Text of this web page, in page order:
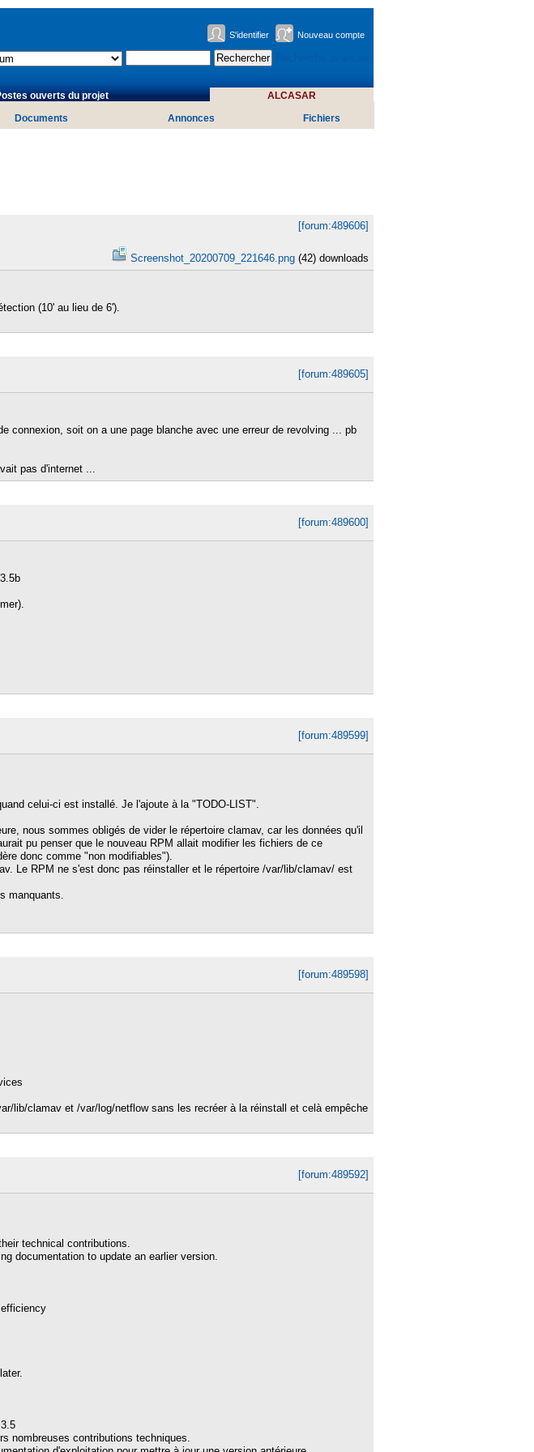
S'identifier Nouveau compte
ouverts du projet ALCASAR
Documents Annonces Fichiers
[forum:489606]
Screenshot_20200709_221646.png(42) downloads
(10' au lieu de 6').
[forum:489605]
connexion, soit on a une page blanche avec une erreur de revolving ... pb
pas d'internet ...
[forum:489600]
[forum:489599]
celui-ci est installé. Je l'ajoute à la "TODO-LIST".
nous sommes obligés de vider le répertoire clamav, car les données qu'il
pu penser que le nouveau RPM allait modifier les fichiers de ce
donc comme "non modifiables").
Le RPM ne s'est donc pas réinstaller et le répertoire /var/lib/clamav/ est
manquants.
[forum:489598]
lib/clamav et /var/log/netflow sans les recréer à la réinstall et celà empêche
[forum:489592]
technical contributions.
documentation to update an earlier version.
nombreuses contributions techniques.